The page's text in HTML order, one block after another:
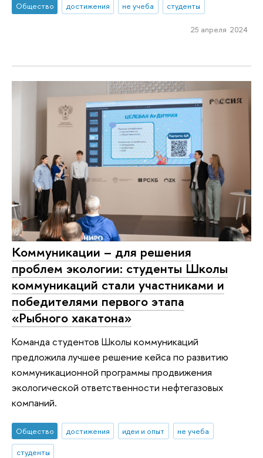
Общество достижения не учеба студенты
25 апреля 2024
Коммуникации – для решения
проблем экологии: студенты Школы
коммуникаций стали участниками и
победителями первого этапа
«Рыбного хакатона»
Команда студентов Школы коммуникаций
предложила лучшее решение кейса по развитию
коммуникационной программы продвижения
экологической ответственности нефтегазовых
компаний.
Общество достижения идеи и опыт
не учеба
студенты